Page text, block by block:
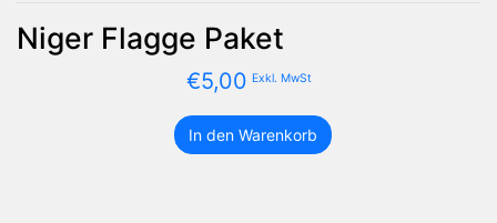
Niger Flagge Paket
€5,00 Exkl. MwSt
Niger
In den Warenkorb